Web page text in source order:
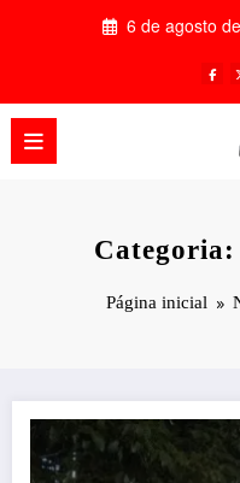
6 de agosto
Página inicial